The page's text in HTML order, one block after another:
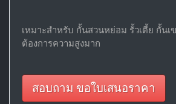
เหมาะสำหรับ กั้นสวนหย่อม รั้วเตี้ย กั้น
ต้องการความสูงมาก
สอบถาม ขอใบเสนอราคา